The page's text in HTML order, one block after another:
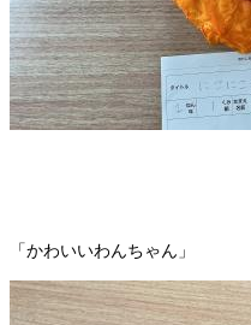
「かわいいわんちゃん」